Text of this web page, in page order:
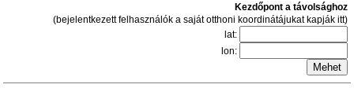
Kezdőpont a távolsághoz
(bejelentkezett felhasználók a saját otthoni koordinátájukat kapják itt)
lat:
lon: